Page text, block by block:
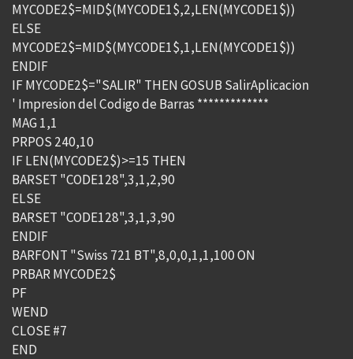
MYCODE2$=MID$(MYCODE1$,2,LEN(MYCODE1$))
ELSE
MYCODE2$=MID$(MYCODE1$,1,LEN(MYCODE1$))
ENDIF
IF MYCODE2$="SALIR" THEN GOSUB SalirAplicacion
' Impresion del Codigo de Barras *************
MAG 1,1
PRPOS 240,10
IF LEN(MYCODE2$)>=15 THEN
BARSET "CODE128",3,1,2,90
ELSE
BARSET "CODE128",3,1,3,90
ENDIF
BARFONT "Swiss 721 BT",8,0,0,1,1,100 ON
PRBAR MYCODE2$
PF
WEND
CLOSE #7
END